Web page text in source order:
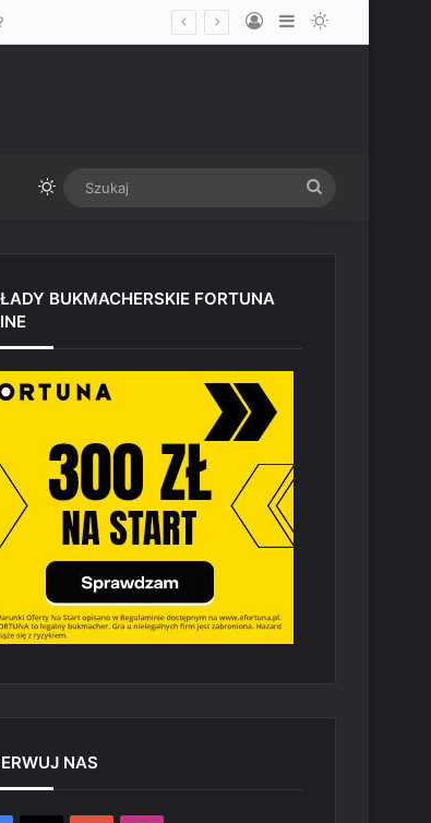
Log InSidebarSwitch skin
Switch skin
BUKMACHERSKIE FORTUNA
NAS